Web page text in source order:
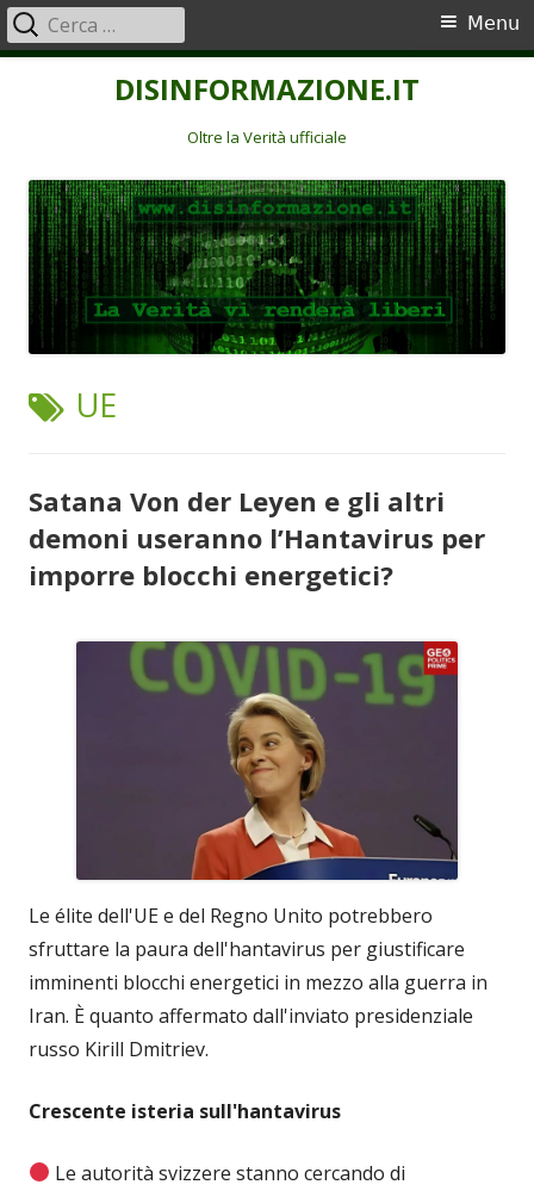
DISINFORMAZIONE.IT
Oltre la Verità ufficiale
Menu
principale
Menu
Ricerca
per:
TAG:
UE
Satana Von der Leyen e gli altri
demoni useranno l’Hantavirus per
imporre blocchi energetici?
Le élite dell'UE e del Regno Unito potrebbero
sfruttare la paura dell'hantavirus per giustificare
imminenti blocchi energetici in mezzo alla guerra in
Iran. È quanto affermato dall'inviato presidenziale
russo Kirill Dmitriev.
Crescente isteria sull'hantavirus
Le autorità svizzere stanno cercando di